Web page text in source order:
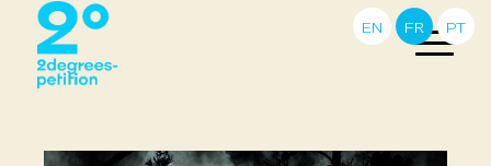
EN FR PT